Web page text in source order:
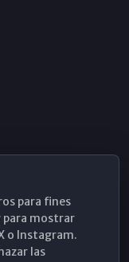
para fines
para mostrar
o Instagram.
las